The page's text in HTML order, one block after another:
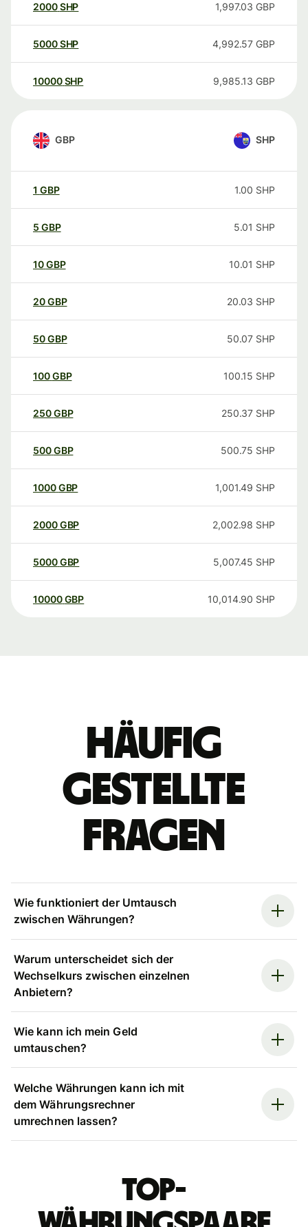
2000SHP 1,997.03 GBP
5000SHP 4,992.57 GBP
10000 SHP 9,985.13 GBP
GBP SHP
1 GBP 1.00 SHP
5 GBP 5.01 SHP
10GBP 10.01 SHP
20GBP 20.03 SHP
50GBP 50.07 SHP
100GBP 100.15 SHP
250GBP 250.37 SHP
500GBP 500.75 SHP
1000GBP 1,001.49 SHP
2000GBP 2,002.98 SHP
5000GBP 5,007.45 SHP
10000 GBP 10,014.90 SHP
Häufig
gestellte
Fragen
Wie funktioniert der Umtausch
zwischen Währungen?
Warum unterscheidet sich der
Wechselkurs zwischen einzelnen
Anbietern?
Wie kann ich mein Geld
umtauschen?
Welche Währungen kann ich mit
dem Währungsrechner
umrechnen lassen?
Top-